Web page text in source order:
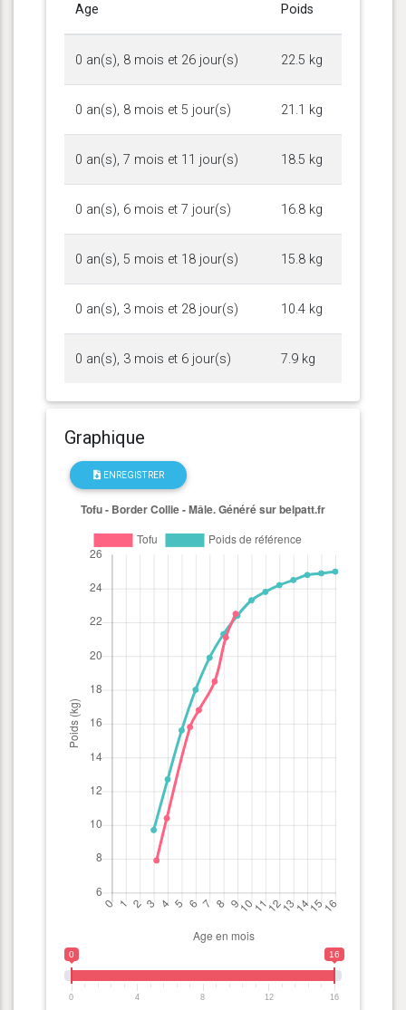
Age Poids
0 an(s), 8 mois et 26 jour(s) 22.5 kg
0 an(s), 8 mois et 5 jour(s) 21.1 kg
0 an(s), 7 mois et 11 jour(s) 18.5 kg
0 an(s), 6 mois et 7 jour(s) 16.8 kg
0 an(s), 5 mois et 18 jour(s) 15.8 kg
0 an(s), 3 mois et 28 jour(s) 10.4 kg
0 an(s), 3 mois et 6 jour(s) 7.9 kg
Graphique
ENREGISTRER
0 16
0 4 8 12 16